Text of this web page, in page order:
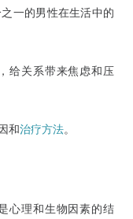
一的男性在生活中的
给关系带来焦虑和压
和治疗方法。
心理和生物因素的结